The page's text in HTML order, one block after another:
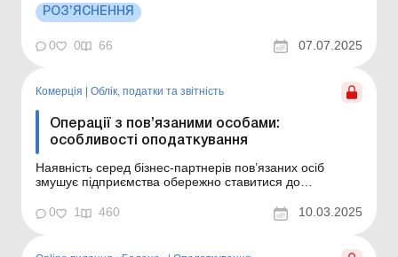
нерезидентом витрат в межах виконання агентського
договору? Більше за темою: Придбання послуг у
нерезидента неплатниками ПДВ: заповнюємо
Розрахун...
РОЗ’ЯСНЕННЯ
0 0 66 07.07.2025
Комерція Облік, податки та звiтнiсть
Операції з пов’язаними особами:
особливості оподаткування
Наявність серед бізнес-партнерів пов’язаних осіб
змушує підприємства обережно ставитися до
містить особливі норми щодо оподаткування
господарських операцій з такими особами. Цим
з...
0 1 460 10.03.2025